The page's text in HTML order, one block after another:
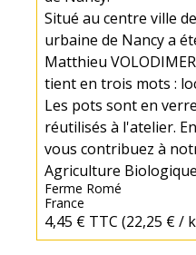
Situé au centre ville
urbaine de Nancy a
Matthieu
tient en trois mots :
Les pots sont en
réutilisés à l'atelier.
vous contribuez à
Agriculture Biologique
Ferme Romé
France
4,45 € TTC (22,25 € /